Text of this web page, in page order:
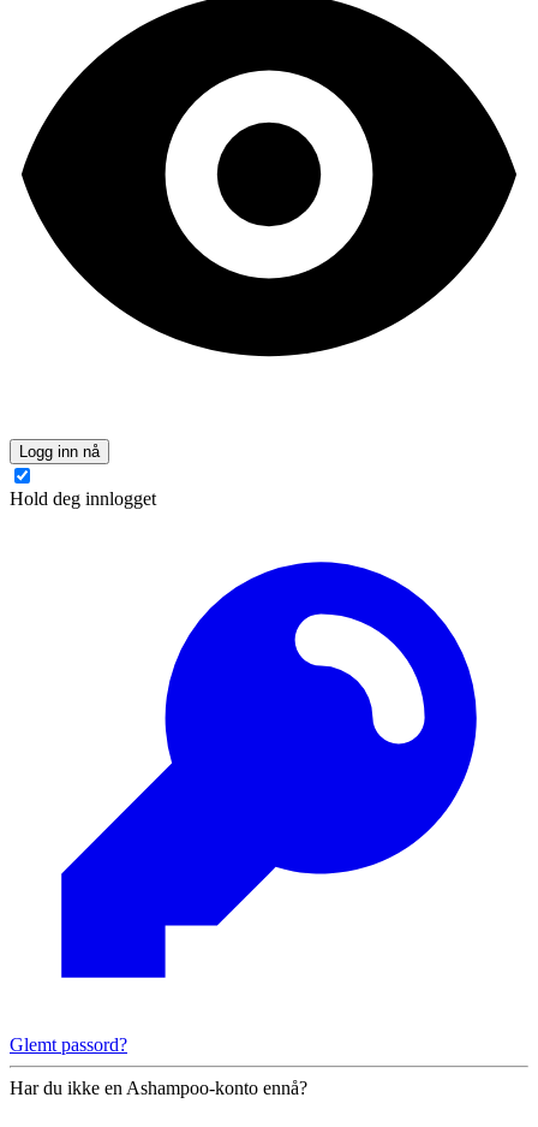
Logg inn nå
Hold deg innlogget
Glemt passord?
Har du ikke en Ashampoo-konto ennå?